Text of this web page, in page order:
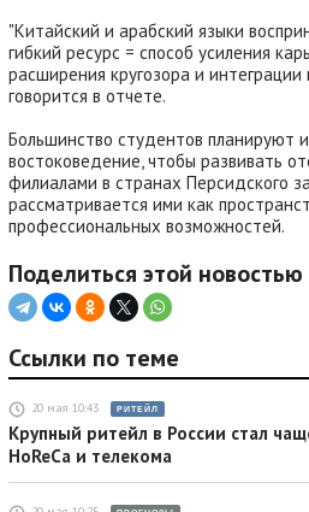
"Китайский и арабский языки
гибкий ресурс = способ усиления
расширения кругозора и интеграции
говорится в отчете.
Большинство студентов планируют
востоковедение, чтобы развивать
филиалами в странах Персидского
рассматривается ими как
профессиональных возможностей.
Поделиться этой новостью
Ссылки по теме
20 мая 10:43 РИТЕЙЛ
Крупный ритейл в России стал
HoReCa и телекома